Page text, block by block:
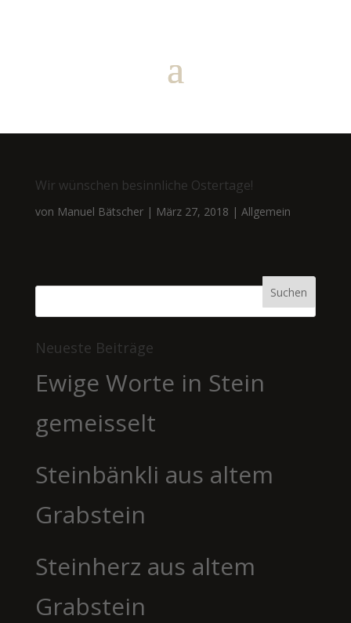
Wir wünschen besinnliche Ostertage!
von Manuel Bätscher| März 27, 2018 | Allgemein
Neueste Beiträge
Ewige Worte in Stein
gemeisselt
Steinbänkli aus altem
Grabstein
Steinherz aus altem
Grabstein